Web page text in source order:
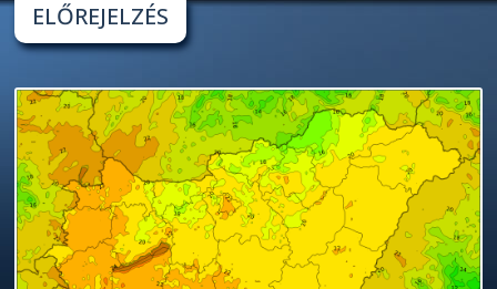
ELŐREJELZÉS